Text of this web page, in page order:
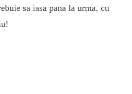
sa iasa pana la urma, cu